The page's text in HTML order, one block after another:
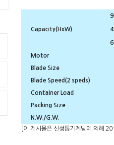
Capacity(HxW)
Motor
Blade Size
Blade Speed(2 speds)
Container Load
Packing Size
N.W./G.W.
[이 게시물은 신성톱기계님에 의해